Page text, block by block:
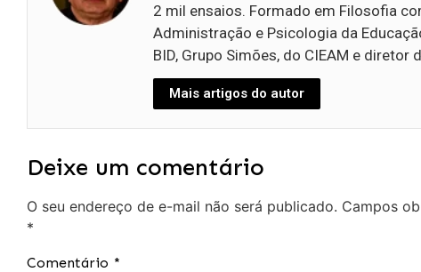
2 mil ensaios. Formado em Filosofia
Administração e Psicologia da
BID, Grupo Simões, do CIEAM e diretor
Mais artigos do autor
Deixe um comentário
O seu endereço de e-mail não será publicado. Campos
*
Comentário *